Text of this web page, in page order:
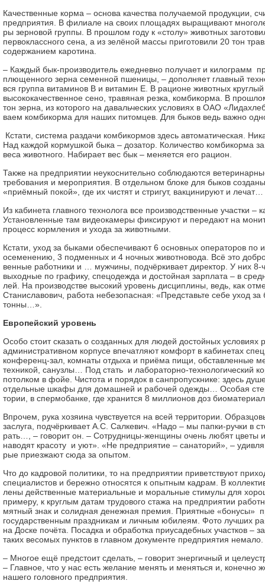
Качественные корма – основа ка­чес­т­ва получаемой продукции,
пред­п­р­ият­ия. В филиале на своих площадях вы­ращ­и­ва­ют
ры зерновой группы. В прош­лом году к «столу» животных
первоклассного се­на, а из зелёной массы при­го­товили 20 тон
содержанием каротина.
– Каждый бык-производитель ежед­нев­но получает и килограмм
плющенного зерна се­мен­ной пшеницы, – дополняет глав­ный
вся группа витаминов В и витамин Е. В рационе животных круглый
высококачественное сено, тра­вя­ная резка, комбикорма. В
тон зерна, из ко­то­ро­го на давальческих ус­лов­иях в ОАО
ва­ем комбикорма для наших питомцев. Для быков ведь важ­но
Кстати, система раздачи ком­б­и­кор­мов здесь автоматическая.
Над каж­дой кормушкой быка – дозатор. Кол­и­чес­т­во комбикорма
веса животного. Наб­и­ра­ет вес бык – меняется его рац­ион.
Также на предприятии не­у­кос­н­и­те­ль­но соблюдаются
требования и ме­роп­р­ият­ия. В отдельном блоке для быков
«приёмный по­кой», где их чистят и стригут, вак­ц­и­н­и­ру­ют и лечат…
Из кабинета главного технолога все производственные участки –
Установленные там виде­о­ка­ме­ры фиксируют и пе­ре­да­ют на
про­цесс кормления и ухода за живот­ными.
Кстати, уход за быками обес­печ­и­ва­ют 6 основных операторов по
осеменению, 3 под­мен­ных и 4 ночных живот­но­во­да. Всё это
вен­ные работники и … муж­ч­и­ны, подчёркивает директор. У них 8-
выходные по граф­и­ку, спецодежда и достойная зар­п­ла­та – в
лей. На производстве высокий уро­вень дисциплины, ведь, как
Станиславович, ра­бо­та небезопасная: «Представьте се­бе уход
тон­ны…».
Европейский уровень
Особо стоит сказать о соз­дан­ных для людей достойных ус­лов­иях
административном кор­пу­се впечатляют комфорт в каб­и­не­тах
конференц-зал, комнаты от­ды­ха и приёма пищи, обставленные
техникой, са­нуз­лы… Под стать и лабораторно-тех­но­лог­и­ческий
потолком в фойе. Чистота и по­ря­док в санпропускнике: здесь
отдельные шка­фы для домашней и рабочей одеж­ды… Особая
тории, в спермобанке, где хран­и­т­ся 8 миллионов доз
Впрочем, рука хозяина чув­с­т­ву­ет­ся на всей территории.
заслуга, под­чёр­к­и­ва­ет А.С. Салкевич. «Надо – мы папки-ручки в
рать…, – говорит он. – Сот­руд­н­и­цы-женщины очень любят цветы
наводят красоту и уют». «Не предприятие – са­на­торий», –
рые приезжают сюда за опытом.
Что до кадровой политики, то на пред­п­р­иятии приветствуют
специалистов и бережно от­но­сят­ся к опытным кадрам. В
ле­ны действенные материальные и мо­ра­ль­ные стимулы для
примеру, к круглым да­там трудового стажа на пред­п­р­иятии
мят­ный знак и солидная денежная прем­ия. Приятные «бонусы»
государственным праз­д­н­и­кам и личным юбилеям. Фо­то лучших
на Доске почёта. Посадка и об­ра­бот­ка приусадебных участков –
таких весомых пун­к­тов в главном документе пред­п­р­ият­ия немало.
– Многое ещё предстоит сде­лать, – говорит энергичный и
– Глав­ное, что у нас есть желание менять и меняться и, конечно
нашего головного пред­п­р­ият­ия.